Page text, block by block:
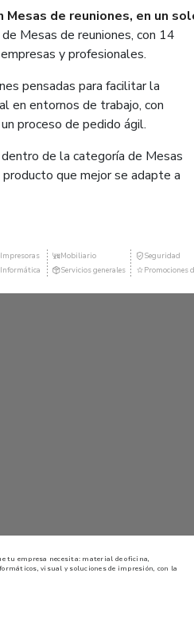
de reuniones, en un
Mesas de reuniones, con 14
y profesionales.
pensadas para facilitar la
en entornos de trabajo, con
proceso de pedido ágil.
de la categoría de Mesas
que mejor se adapte a
Impresoras
Informática
Mobiliario
Servicios generales
Seguridad
Promociones
tu empresa necesita: material de oficina,
visual y soluciones de impresión, con la